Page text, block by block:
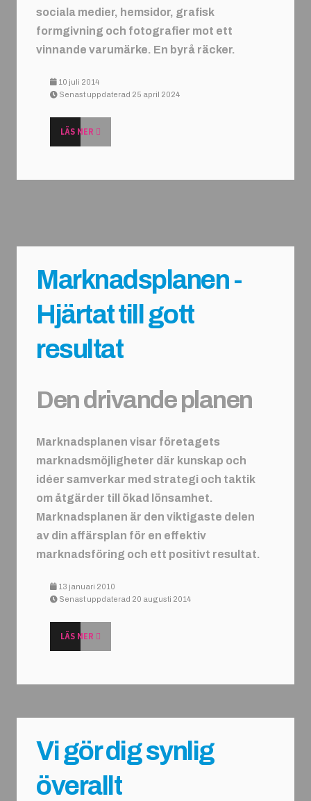
sociala medier, hemsidor, grafisk
formgivning och fotografier mot ett
vinnande varumärke. En byrå räcker.
10 juli 2014
Senast uppdaterad 25 april 2024
LÄS MER
Marknadsplanen -
Hjärtat till gott
resultat
Den drivande planen
Marknadsplanen visar företagets
marknadsmöjligheter där kunskap och
idéer samverkar med strategi och taktik
om åtgärder till ökad lönsamhet.
Marknadsplanen är den viktigaste delen
av din affärsplan för en effektiv
marknadsföring och ett positivt resultat.
13 januari 2010
Senast uppdaterad 20 augusti 2014
LÄS MER
Vi gör dig synlig
överallt